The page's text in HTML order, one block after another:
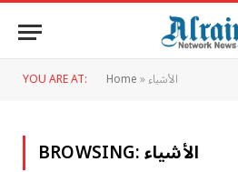
YOU ARE AT: Home»الأشياء
BROWSING:الأشياء